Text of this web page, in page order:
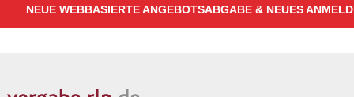
NEUE WEBBASIERTE ANGEBOTSABGABE & NEUES